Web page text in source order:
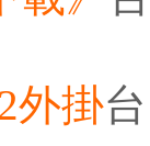
外掛